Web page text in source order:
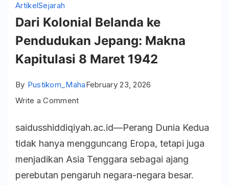
ArtikelSejarah
Dari Kolonial Belanda ke
Pendudukan Jepang: Makna
Kapitulasi 8 Maret 1942
By Pustikom_MahaFebruary 23, 2026
Write a Commenton
Kolonial
Belanda
ke
Pendudukan
saidusshiddiqiyah.ac.id—Perang Dunia Kedua
tidak hanya mengguncang Eropa, tetapi juga
menjadikan Asia Tenggara sebagai ajang
perebutan pengaruh negara-negara besar.